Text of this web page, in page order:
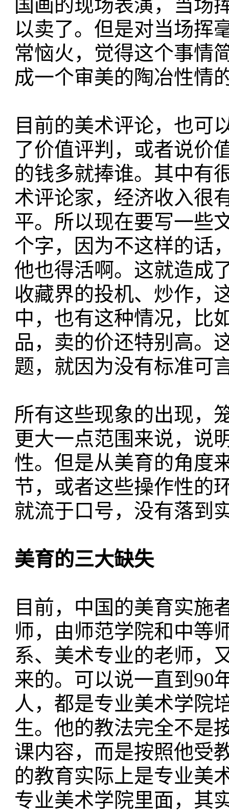
国画的现场表演，当场
以卖了。但是对当场挥
常恼火，觉得这个事情
成一个审美的陶冶性情
目前的美术评论，也可
了价值评判，或者说价
的钱多就捧谁。其中有
术评论家，经济收入很
平。所以现在要写一些
个字，因为不这样的话
他也得活啊。这就造成
收藏界的投机、炒作，
中，也有这种情况，比
品，卖的价还特别高。
题，就因为没有标准可
所有这些现象的出现，
更大一点范围来说，说
性。但是从美育的角度
节，或者这些操作性的
就流于口号，没有落到
美育的三大缺失
目前，中国的美育实施
师，由师范学院和中等
系、美术专业的老师，
来的。可以说一直到90
人，都是专业美术学院
生。他的教法完全不是
课内容，而是按照他受
的教育实际上是专业美
专业美术学院里面，其